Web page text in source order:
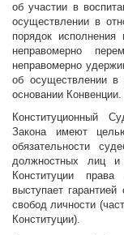
об участии в
осуществлении в
порядок исполнения
неправомерно
неправомерно
об осуществлении в
основании Конвенции.
Конституционный
Закона имеют
обязательности
должностных лиц и
Конституции
выступает
свобод личности
Конституции).